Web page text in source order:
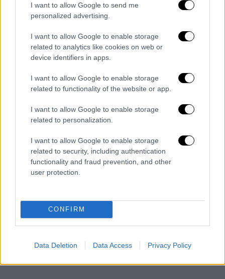
I want to allow Google to send me
personalized advertising.
I want to allow Google to enable storage
related to analytics like cookies on web or
device identifiers in apps.
I want to allow Google to enable storage
related to functionality of the website or app.
I want to allow Google to enable storage
related to personalization.
I want to allow Google to enable storage
related to security, including authentication
functionality and fraud prevention, and other
user protection.
CONFIRM
Data Deletion Data Access Privacy Policy
Να είναι ξεκάθαρο: Εισαγγελέας δεν είμαι.
Μιλάω καθαρά πολιτικά.
Και πολιτικά, η οικονομική δραστηριότητα
με εταιρείες διαφαινόμενου ειδικού σκοπού
αναθέσεων δεν συνάδουν με τις αρχές του